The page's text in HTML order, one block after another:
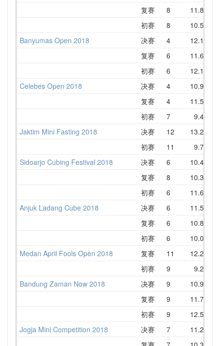
复赛
8 11.87
初赛
8 10.55
Banyumas Open 2018
决赛 4 12.15
复赛
6 11.69
初赛
6 12.16
Celebes Open 2018
决赛 4 10.94
复赛
4 11.58
初赛
7 9.47
Jaktim Mini Fasting 2018
决赛 12 13.27
初赛
11 9.73
Sidoarjo Cubing Festival 2018
决赛 6 10.40
复赛
8 10.38
初赛
6 11.60
Anjuk Ladang Cube 2018
决赛 6 11.51
复赛
6 10.80
初赛
6 10.06
Medan April Fools Open 2018
复赛 11 12.21
初赛
9 9.21
Bandung Zaman Now 2018
决赛 9 10.93
复赛
9 11.73
初赛
9 12.58
Jogja Mini Competition 2018
决赛 7 11.28